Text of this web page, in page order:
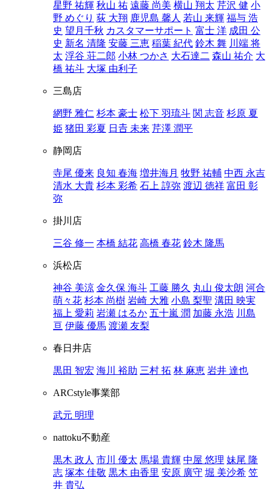
星野 祐輝 秋山 祐 遠藤 尚美 横山 翔太 芹沢 健 小
野 めぐり 荻 大翔 鹿児島 馨人 若山 来輝 福与 浩
史 望月千秋 カスタマーサポート 富士 洋 成田 公
史 新名 清隆 安藤 三恵 稲葉 紀代 鈴木 舞 川端 将
太 浮谷 荘二郎 小林 つかさ 大石達二 森山 祐介 大
橋 祐斗 大塚 由利子
三島店
網野 雅仁 杉本 豪士 松下 羽琉斗 関 志音 杉原 夏
姫 猪田 彩夏 日𠮷 未来 芹澤 潤平
静岡店
寺尾 優来 良知 春海 増井海月 牧野 祐輔 中西 永吉
清水 大貴 杉本 彩希 石上 諄弥 渡辺 徳祥 富田 彰
弥
掛川店
三谷 修一 本橋 結花 高橋 春花 鈴木 隆馬
浜松店
神谷 美涼 金久保 海斗 工藤 勝久 丸山 俊太朗 河合
萌々花 杉本 尚樹 岩崎 大雅 小島 梨聖 溝田 映実
福上 愛莉 岩瀬 はるか 五十嵐 潤 加藤 永浩 川島
亘 伊藤 優馬 渡瀬 友梨
春日井店
黒田 智宏 海川 裕助 三村 拓 林 麻恵 岩井 達也
ARCstyle事業部
武元 明理
nattoku不動産
黒木 政人 市川 優太 馬場 貴輝 中屋 悠理 妹尾 隆
志 塚本 佳敬 黒木 由香里 安原 廣守 堀 美沙希 笠
井 貴弘